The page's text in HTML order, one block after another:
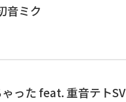
音ミク
った feat. 重音テトSV